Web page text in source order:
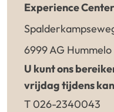
Experience Center
6999 AG Hummelo
U kunt ons
vrijdag tijdens
T 026-2340043